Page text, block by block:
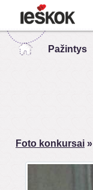
Pažintys
Foto konkursai »